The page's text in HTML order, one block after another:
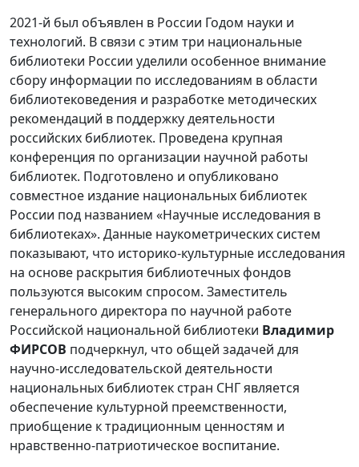
2021-й был объявлен в России Годом науки и
технологий. В связи с этим три национальные
библиотеки России уделили особенное внимание
сбору информации по исследованиям в области
библиотековедения и разработке методических
рекомендаций в поддержку деятельности
российских библиотек. Проведена крупная
конференция по организации научной работы
библиотек. Подготовлено и опубликовано
совместное издание национальных библиотек
России под названием «Научные исследования в
библиотеках». Данные наукометрических систем
показывают, что историко-культурные исследования
на основе раскрытия библиотечных фондов
пользуются высоким спросом. Заместитель
генерального директора по научной работе
Российской национальной библиотеки Владимир
ФИРСОВ подчеркнул, что общей задачей для
научно-исследовательской деятельности
национальных библиотек стран СНГ является
обеспечение культурной преемственности,
приобщение к традиционным ценностям и
нравственно-патриотическое воспитание.